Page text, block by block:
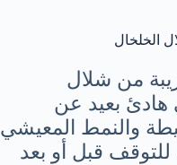
من شلال
هادئ بعيد عن
والنمط المعيشي
للتوقف قبل أو بعد